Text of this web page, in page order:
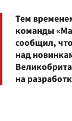
Тем
команды
сообщил,
над
на